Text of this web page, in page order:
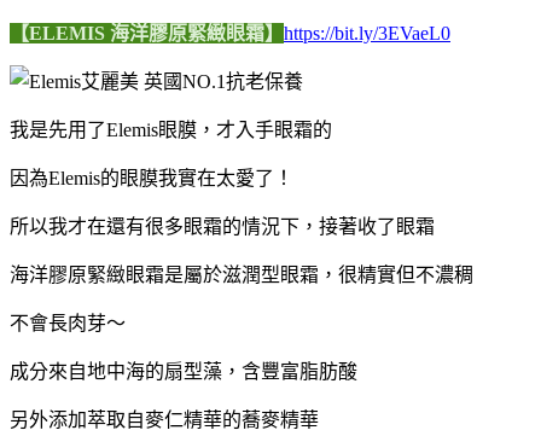
【ELEMIS 海洋膠原緊緻眼霜】 https://bit.ly/3EVaeL0
我是先用了Elemis眼膜，才入手眼霜的
因為Elemis的眼膜我實在太愛了！
所以我才在還有很多眼霜的情況下，接著收了眼霜
海洋膠原緊緻眼霜是屬於滋潤型眼霜，很精實但不濃稠
不會長肉芽～
成分來自地中海的扇型藻，含豐富脂肪酸
另外添加萃取自麥仁精華的蕎麥精華